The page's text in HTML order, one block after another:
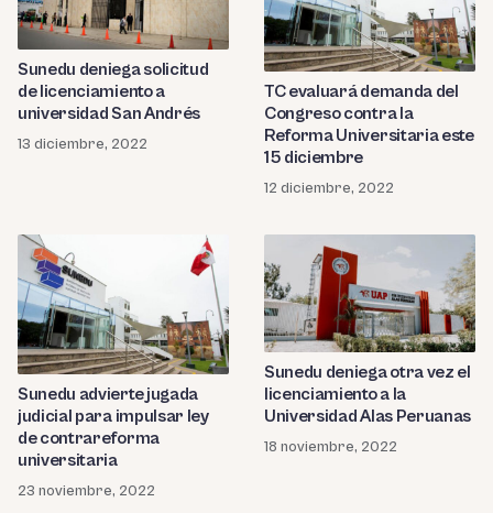
Sunedu deniega solicitud
de licenciamiento a
universidad San Andrés
13 diciembre, 2022
TC evaluará demanda del
Congreso contra la
Reforma Universitaria este
15 diciembre
12 diciembre, 2022
Sunedu advierte jugada
judicial para impulsar ley
de contrareforma
universitaria
23 noviembre, 2022
Sunedu deniega otra vez el
licenciamiento a la
Universidad Alas Peruanas
18 noviembre, 2022